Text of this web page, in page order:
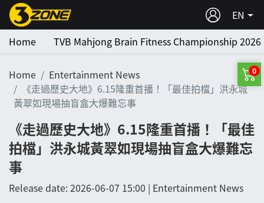
EN
Home
TVB Mahjong Brain Fitness Championship 2026
Home
Entertainment News
《走過歷史大地》6.15隆重首播！「最佳拍檔」洪永城
黃翠如現場抽盲盒大爆難忘事
《走過歷史大地》6.15隆重首播！「最佳
拍檔」洪永城黃翠如現場抽盲盒大爆難忘
事
Release date: 2026-06-07 15:00 | Entertainment News
0